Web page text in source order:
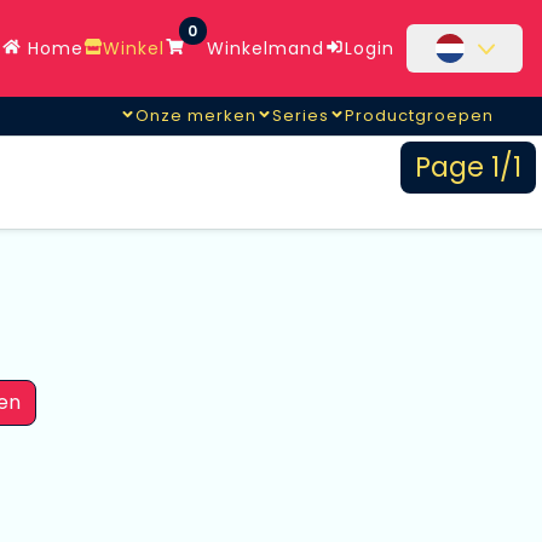
Home Winkel
0
Winkelmand Login
Onze merken Series Productgroepen
Page 1/1